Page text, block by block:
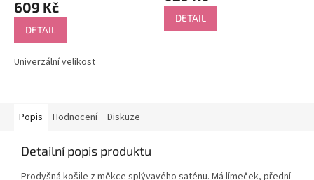
609 Kč
DETAIL
Univerzální velikost
5,0
DETAIL
Popis Hodnocení Diskuze
Detailní popis produktu
Prodyšná košile z měkce splývavého saténu. Má límeček, přední